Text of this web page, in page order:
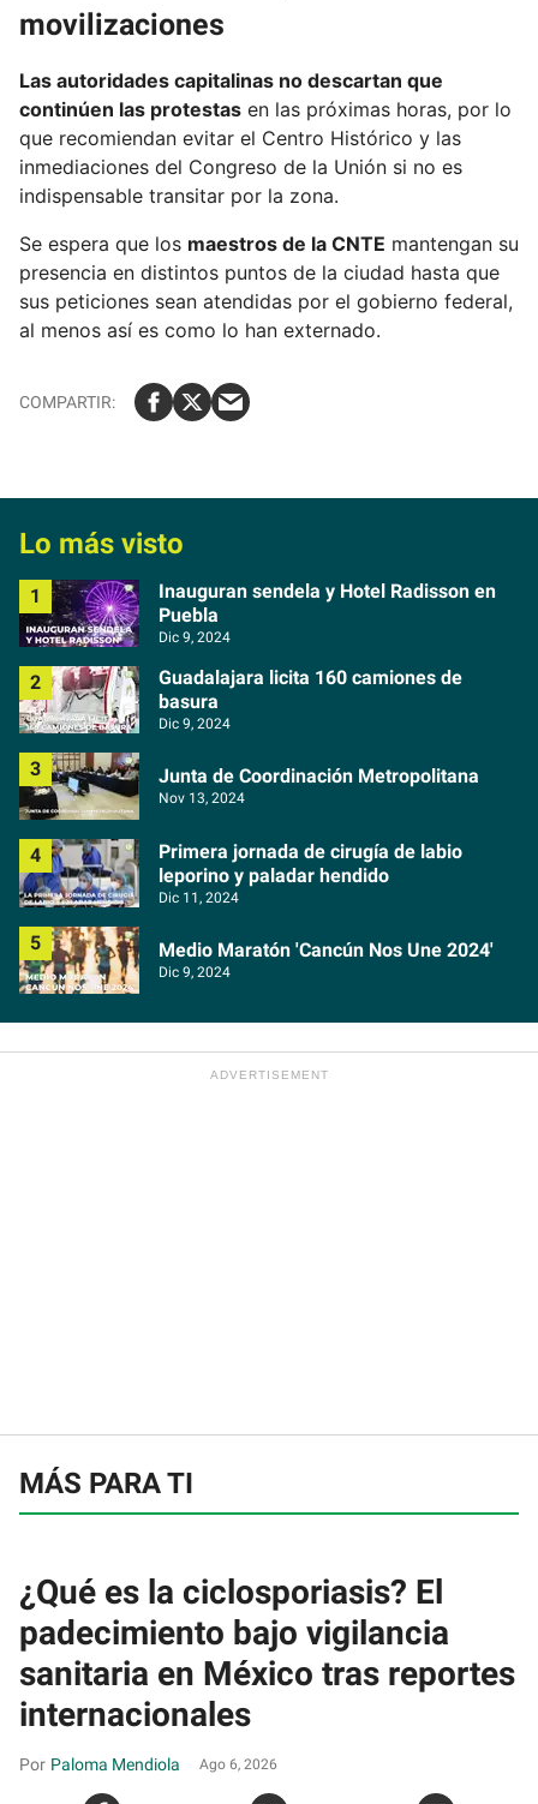
movilizaciones
Las autoridades capitalinas no descartan que
continúen las protestas en las próximas horas, por lo
que recomiendan evitar el Centro Histórico y las
inmediaciones del Congreso de la Unión si no es
indispensable transitar por la zona.
Se espera que los maestros de la CNTE mantengan su
presencia en distintos puntos de la ciudad hasta que
sus peticiones sean atendidas por el gobierno federal,
al menos así es como lo han externado.
Lo más visto
Inauguran sendela y Hotel Radisson en
Puebla
Dic 9, 2024
Guadalajara licita 160 camiones de
basura
Dic 9, 2024
Junta de Coordinación Metropolitana
Nov 13, 2024
Primera jornada de cirugía de labio
leporino y paladar hendido
Dic 11, 2024
Medio Maratón 'Cancún Nos Une 2024'
Dic 9, 2024
MÁS PARA TI
¿Qué es la ciclosporiasis? El
padecimiento bajo vigilancia
sanitaria en México tras reportes
internacionales
Paloma Mendiola Ago 6, 2026